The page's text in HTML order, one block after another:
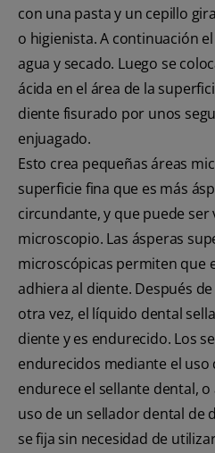
con una pasta y un cepillo
o higienista. A continuación
agua y secado. Luego se
ácida en el área de la
diente fisurado por unos
enjuagado.
Esto crea pequeñas áreas
superficie fina que es más
circundante, y que puede ser
microscopio. Las ásperas
microscópicas permiten que
adhiera al diente. Después
otra vez, el líquido dental
diente y es endurecido. Los
endurecidos mediante el uso
endurece el sellante dental, o
uso de un sellador dental de
se fija sin necesidad de